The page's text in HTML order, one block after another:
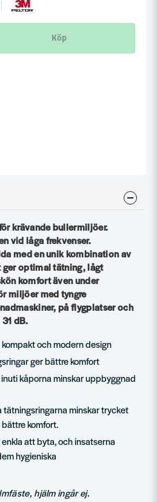
Köp
krävande bullermiljöer.
vid låga frekvenser.
med en unik kombination av
optimal tätning, lågt
komfort även under
miljöer med tyngre
på flygplatser och
dB.
och modern design
ger bättre komfort
kåporna minskar uppbyggnad
tätningsringarna minskar trycket
komfort.
att byta, och insatserna
hygieniska
hjälm ingår ej.